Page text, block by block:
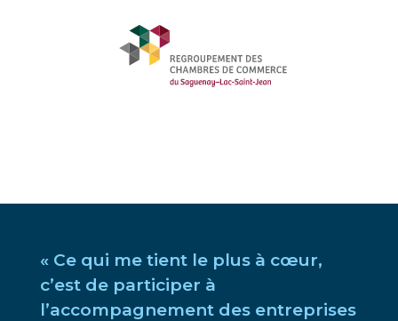
« Ce qui me tient le plus à cœur,
c’est de participer à
l’accompagnement des entreprises